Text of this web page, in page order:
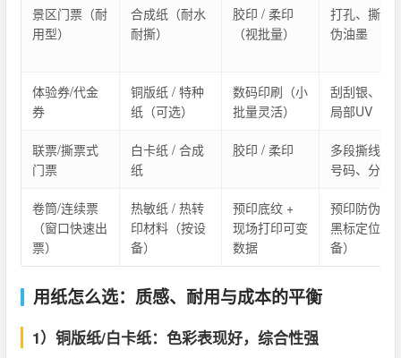
景区门票（耐
用型）
合成纸（耐水
耐撕）
胶印 / 柔印
（视批量）
打孔、撕线
伪油墨
体验券/代金
券
铜版纸 / 特种
纸（可选）
数码印刷（小
批量灵活）
刮刮银、烫
局部UV
联票/撕票式
门票
白卡纸 / 合成
纸
胶印 / 柔印
多段撕线、
号码、分段
卷筒/连续票
（窗口快速出
票）
热敏纸 / 热转
印材料（按设
备）
预印底纹 +
现场打印可变
数据
预印防伪底
黑标定位（
备）
用纸怎么选：质感、耐用与成本的平衡
1）铜版纸/白卡纸：色彩表现好，综合性强